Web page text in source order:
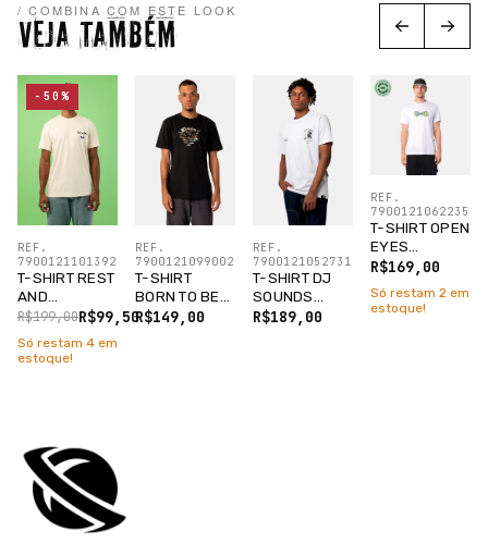
/ COMBINA COM ESTE LOOK
VEJA TAMBÉM
T-SHIRT REST
AND
RICKLAXATION
R$99,50
R$199,00
REF.
7900121101392
-50%
Só restam 4 em
estoque!
T-SHIRT
BORN TO BE
LOST PRETO
R$149,00
REF.
7900121099002
T-SHIRT DJ
SOUNDS
BRANCO
R$189,00
REF.
7900121052731
T-SHIRT OPEN
EYES
BRANCO
R$169,00
REF.
7900121062235
Só restam 2 em
estoque!